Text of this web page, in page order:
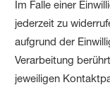
Im Falle einer
jederzeit zu
aufgrund der
Verarbeitung
jeweiligen